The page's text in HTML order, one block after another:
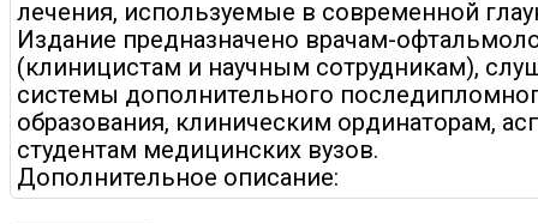
лечения, используемые в современной
Издание предназначено врачам-
(клиницистам и научным сотрудникам),
системы дополнительного
образования, клиническим ординаторам,
студентам медицинских вузов.
Дополнительное описание: